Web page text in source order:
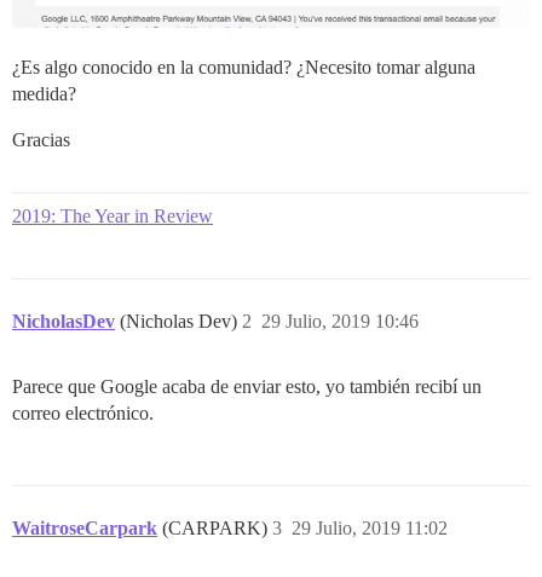
¿Es algo conocido en la comunidad? ¿Necesito tomar alguna
medida?
Gracias
2019: The Year in Review
NicholasDev (Nicholas Dev) 29 Julio, 2019 10:46
2
Parece que Google acaba de enviar esto, yo también recibí un
correo electrónico.
WaitroseCarpark (CARPARK) 29 Julio, 2019 11:02
3